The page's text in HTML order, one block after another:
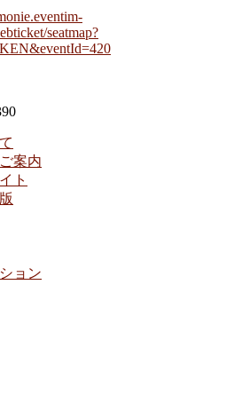
seatmap?
案内
ト
ョン